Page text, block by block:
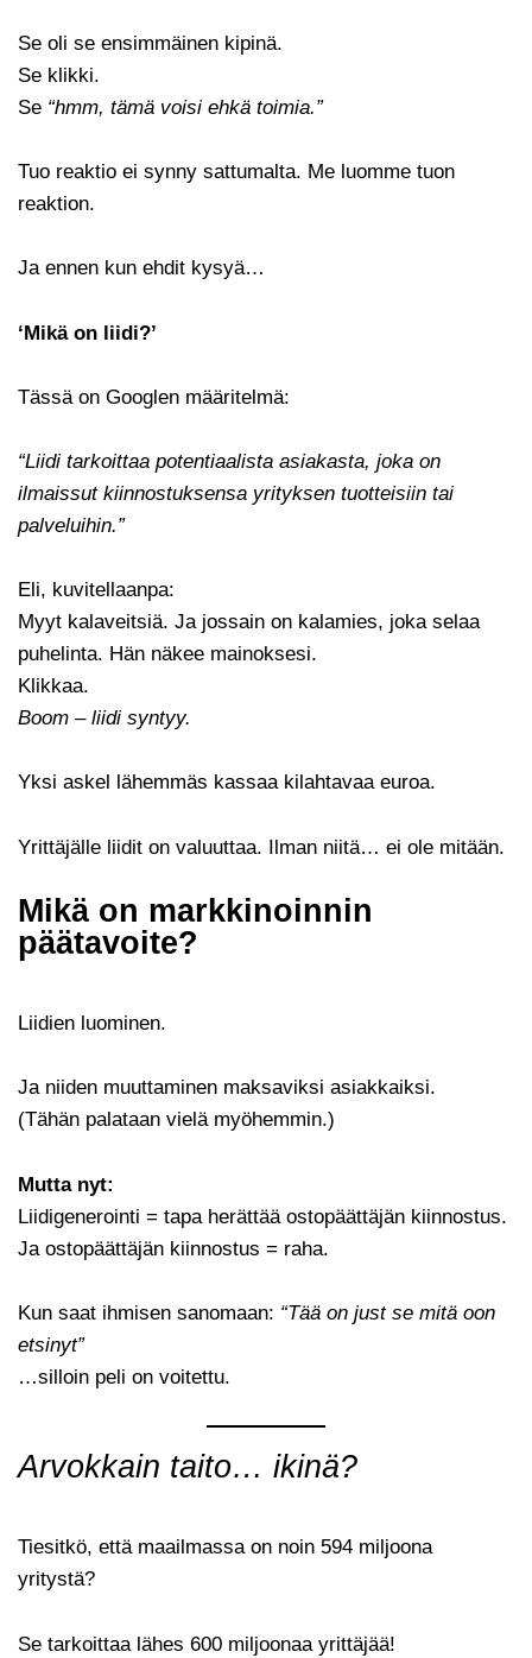
Se oli se ensimmäinen kipinä.
Se klikki.
Se “hmm, tämä voisi ehkä toimia.”
Tuo reaktio ei synny sattumalta. Me luomme tuon
reaktion.
Ja ennen kun ehdit kysyä…
‘Mikä on liidi?’
Tässä on Googlen määritelmä:
“Liidi tarkoittaa potentiaalista asiakasta, joka on
ilmaissut kiinnostuksensa yrityksen tuotteisiin tai
palveluihin.”
Eli, kuvitellaanpa:
Myyt kalaveitsiä. Ja jossain on kalamies, joka selaa
puhelinta. Hän näkee mainoksesi.
Klikkaa.
Boom – liidi syntyy.
Yksi askel lähemmäs kassaa kilahtavaa euroa.
Yrittäjälle liidit on valuuttaa. Ilman niitä… ei ole mitään.
Mikä on markkinoinnin
päätavoite?
Liidien luominen.
Ja niiden muuttaminen maksaviksi asiakkaiksi.
(Tähän palataan vielä myöhemmin.)
Mutta nyt:
Liidigenerointi = tapa herättää ostopäättäjän kiinnostus.
Ja ostopäättäjän kiinnostus = raha.
Kun saat ihmisen sanomaan: “Tää on just se mitä oon
etsinyt”
…silloin peli on voitettu.
Arvokkain taito… ikinä?
Tiesitkö, että maailmassa on noin 594 miljoona
yritystä?
Se tarkoittaa lähes 600 miljoonaa yrittäjää!